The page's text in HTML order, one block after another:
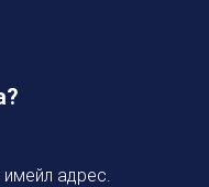
адрес.